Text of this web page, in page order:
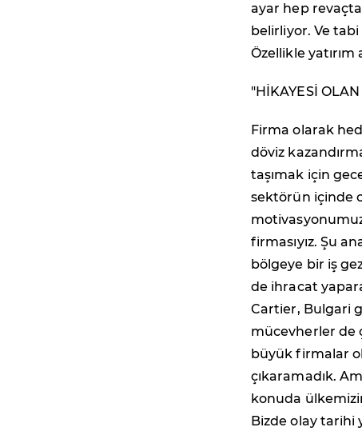
ayar hep
belirliyor. Ve tabi
Özellikle
"HİKAYESİ
Firma olarak
döviz
taşımak için
sektörün içinde
firmasıyız. Şu
bölgeye bir iş
de ihracat
Cartier, Bulgari
mücevherler de
büyük firmalar
çıkaramadık.
konuda
Bizde olay tarihi